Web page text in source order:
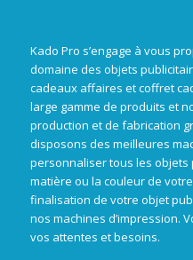
Kado Pro s’engage à vous
domaine des objets
cadeaux affaires et coffret
large gamme de produits et
production et de fabrication
disposons des meilleures
personnaliser tous les objets
matière ou la couleur de
finalisation de votre objet
nos machines d’impression.
vos attentes et besoins.